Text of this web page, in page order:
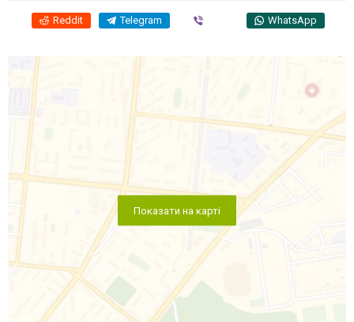
Reddit Telegram WhatsApp
Показати на карті